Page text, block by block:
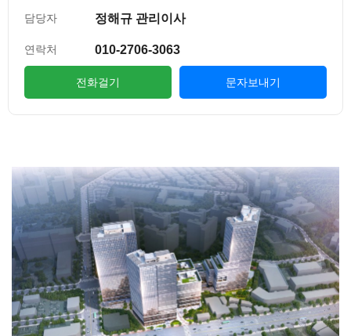
담당자 정해규 관리이사
연락처 010-2706-3063
전화걸기 문자보내기
본문